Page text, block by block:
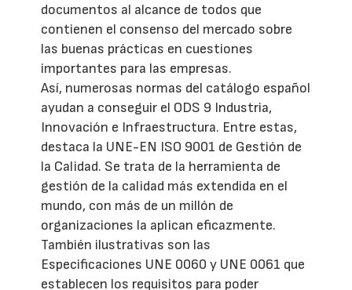
documentos al alcance de todos que
contienen el consenso del mercado sobre
las buenas prácticas en cuestiones
importantes para las empresas.
Así, numerosas normas del catálogo español
ayudan a conseguir el ODS 9 Industria,
Innovación e Infraestructura. Entre estas,
destaca la UNE-EN ISO 9001 de Gestión de
la Calidad. Se trata de la herramienta de
gestión de la calidad más extendida en el
mundo, con más de un millón de
organizaciones la aplican eficazmente.
También ilustrativas son las
Especificaciones UNE 0060 y UNE 0061 que
establecen los requisitos para poder